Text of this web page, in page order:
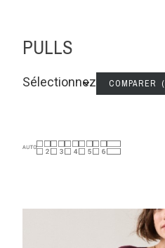
PULLS
Sélectionnez COMPARER (